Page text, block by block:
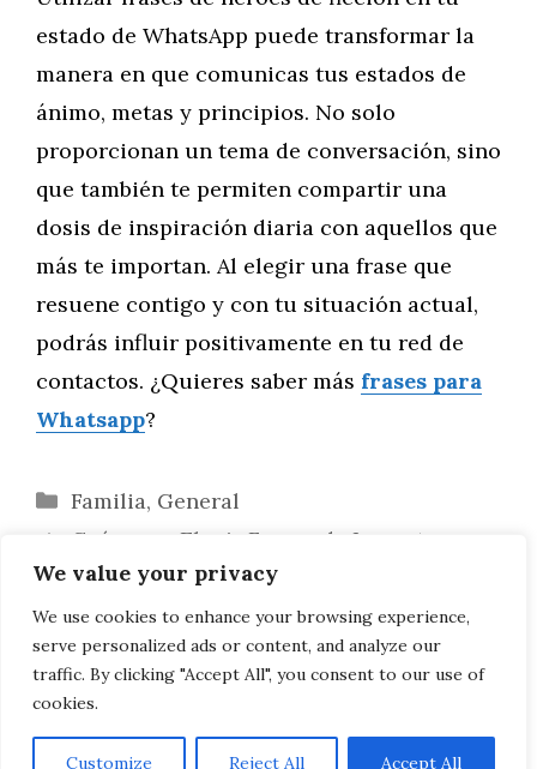
We value your privacy
We use cookies to enhance your browsing experience,
serve personalized ads or content, and analyze our
traffic. By clicking "Accept All", you consent to our use of
cookies.
Customize Reject All Accept All
estado de WhatsApp puede transformar la
manera en que comunicas tus estados de
ánimo, metas y principios. No solo
proporcionan un tema de conversación, sino
que también te permiten compartir una
dosis de inspiración diaria con aquellos que
más te importan. Al elegir una frase que
resuene contigo y con tu situación actual,
podrás influir positivamente en tu red de
contactos. ¿Quieres saber más frases para
Whatsapp?
Categorías
Familia, General
Guía para Elegir Frases de Impacto
Social para Tu Estado de WhatsApp
Estados de WhatsApp para Optimizar
Tus Días de Estudio y Concentración